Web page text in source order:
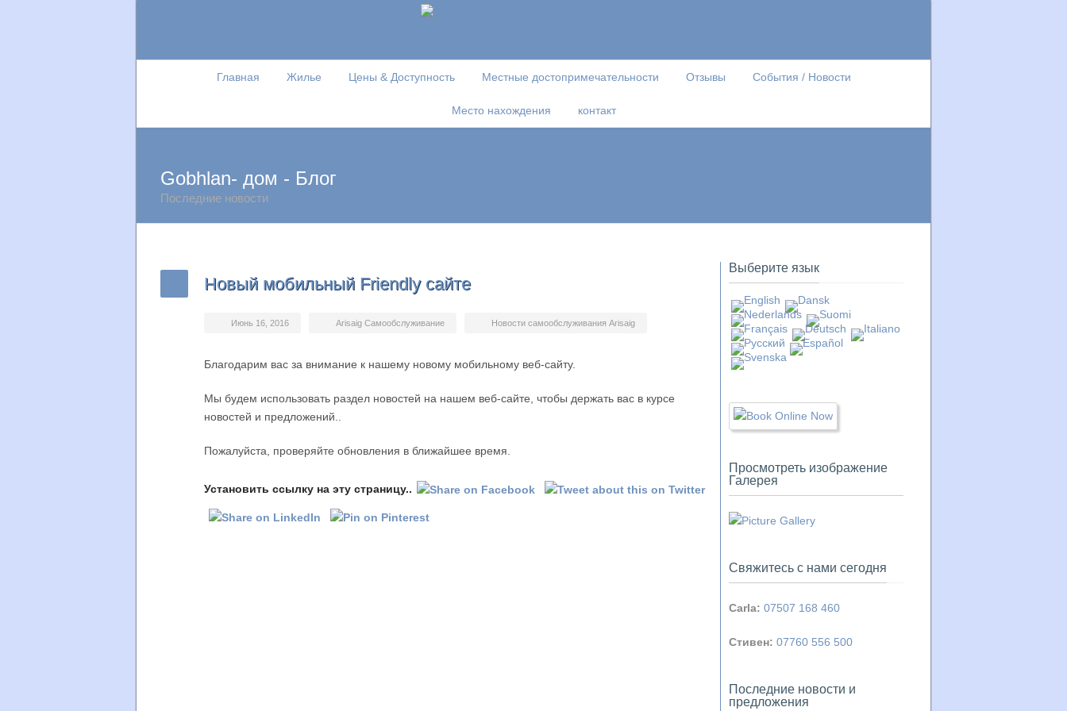
Главная Жилье Цены & Доступность Местные достопримечательности Отзывы События / Новости
Место нахождения контакт
Gobhlan- дом - Блог
Последние новости
Новый мобильный Friendly сайте
Июнь 16, 2016 Arisaig Самообслуживание Новости самообслуживания Arisaig
Благодарим вас за внимание к нашему новому мобильному веб-сайту.
Мы будем использовать раздел новостей на нашем веб-сайте, чтобы держать вас в курсе
новостей и предложений..
Пожалуйста, проверяйте обновления в ближайшее время.
Установить ссылку на эту страницу..
Выберите язык
Просмотреть изображение
Галерея
Свяжитесь с нами сегодня
Carla: 07507 168 460
Стивен: 07760 556 500
Последние новости и
предложения